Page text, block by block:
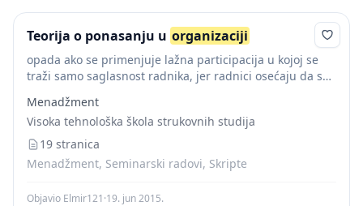
Teorija o ponasanju u organizaciji
opada ako se primenjuje lažna participacija u kojoj se
traži samo saglasnost radnika, jer radnici osećaju da se
ponašanju ništa bitno ne menjaju...
Menadžment
Visoka tehnološka škola strukovnih studija
19 stranica
Menadžment, Seminarski radovi, Skripte
Objavio Elmir121·19. jun 2015.